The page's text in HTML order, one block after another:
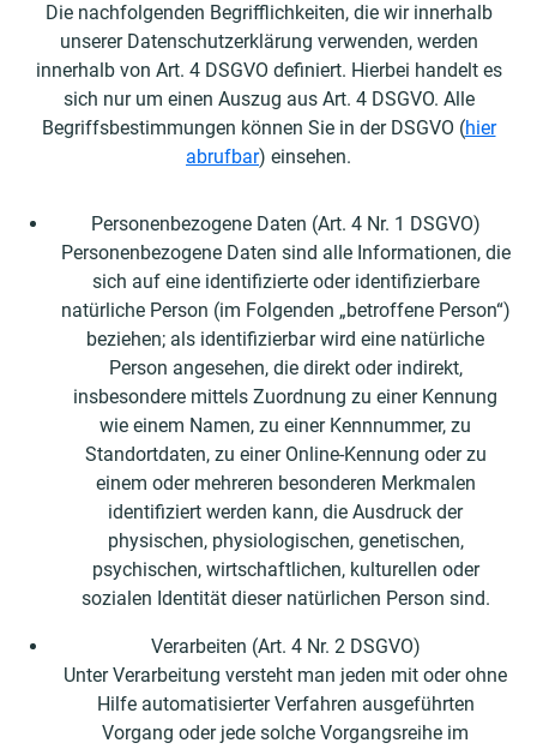
Die nachfolgenden Begrifflichkeiten, die wir innerhalb
unserer Datenschutzerklärung verwenden, werden
innerhalb von Art. 4 DSGVO definiert. Hierbei handelt es
sich nur um einen Auszug aus Art. 4 DSGVO. Alle
Begriffsbestimmungen können Sie in der DSGVO (hier
abrufbar) einsehen.
Personenbezogene Daten (Art. 4 Nr. 1 DSGVO)
Personenbezogene Daten sind alle Informationen, die
sich auf eine identifizierte oder identifizierbare
natürliche Person (im Folgenden „betroffene Person“)
beziehen; als identifizierbar wird eine natürliche
Person angesehen, die direkt oder indirekt,
insbesondere mittels Zuordnung zu einer Kennung
wie einem Namen, zu einer Kennnummer, zu
Standortdaten, zu einer Online-Kennung oder zu
einem oder mehreren besonderen Merkmalen
identifiziert werden kann, die Ausdruck der
physischen, physiologischen, genetischen,
psychischen, wirtschaftlichen, kulturellen oder
sozialen Identität dieser natürlichen Person sind.
Verarbeiten (Art. 4 Nr. 2 DSGVO)
Unter Verarbeitung versteht man jeden mit oder ohne
Hilfe automatisierter Verfahren ausgeführten
Vorgang oder jede solche Vorgangsreihe im